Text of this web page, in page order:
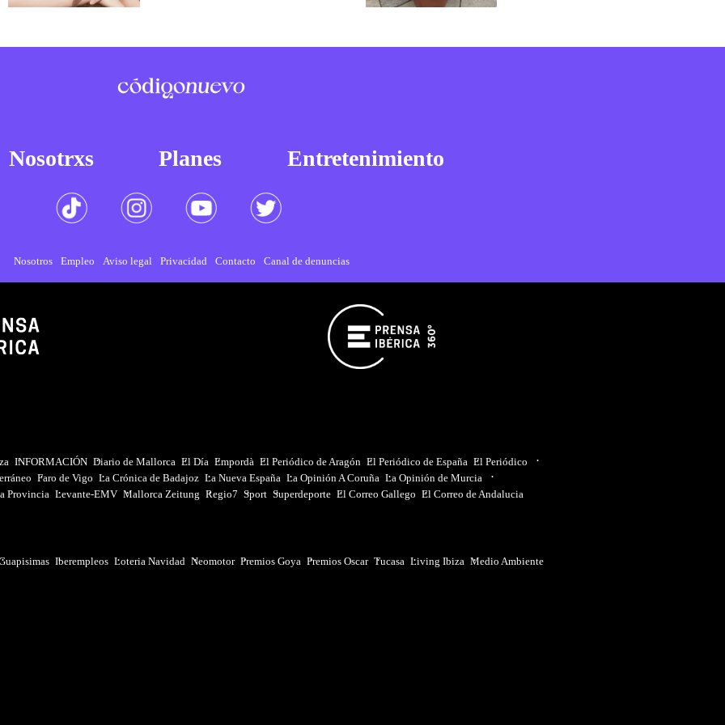
Nosotrxs Planes Entretenimiento
Nosotros Empleo Aviso legal Privacidad Contacto Canal de denuncias
INFORMACIÓN Diario de Mallorca El Día Empordà El Periódico de Aragón El Periódico de España El Periódico
Faro de Vigo La Crónica de Badajoz La Nueva España La Opinión A Coruña La Opinión de Murcia
Provincia Levante-EMV Mallorca Zeitung Regio7 Sport Superdeporte El Correo Gallego El Correo de Andalucia
Iberempleos Loteria Navidad Neomotor Premios Goya Premios Oscar Tucasa Living Ibiza Medio Ambiente